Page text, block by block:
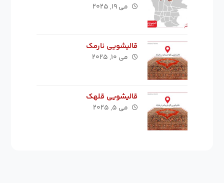
می ۱۹, ۲۰۲۵
قالیشویی نارمک
می ۱۰, ۲۰۲۵
قالیشویی قلهک
می ۵, ۲۰۲۵